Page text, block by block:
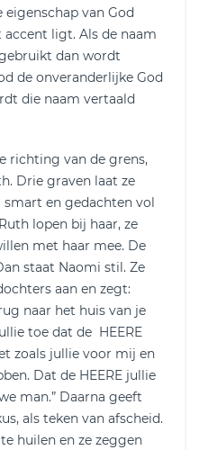
van God
ligt. Als de naam
dan wordt
de onveranderlijke God
die naam vertaald
richting van de grens,
Drie graven laat ze
en gedachten vol
lopen bij haar, ze
met haar mee. De
staat Naomi stil. Ze
aan en zegt:
naar het huis van je
toe dat de HEERE
zoals jullie voor mij en
Dat de HEERE jullie
man.” Daarna geeft
als teken van afscheid.
huilen en ze zeggen